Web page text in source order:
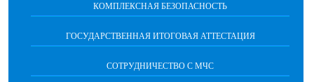
КОМПЛЕКСНАЯ БЕЗОПАСНОСТЬ
ГОСУДАРСТВЕННАЯ ИТОГОВАЯ АТТЕСТАЦИЯ
CОТРУДНИЧЕСТВО С МЧС